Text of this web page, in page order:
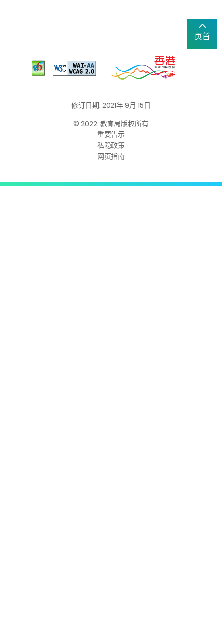
页首
修订日期: 2021年 9月 15日
© 2022. 教育局版权所有
重要告示
私隐政策
网页指南